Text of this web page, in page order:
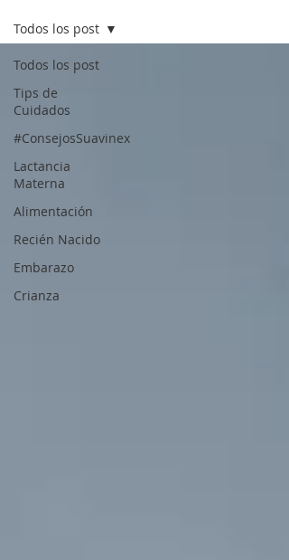
Todos los post
Tips de
Cuidados
#ConsejosSuavinex
Lactancia
Materna
Alimentación
Recién Nacido
Embarazo
Crianza
Todos los post